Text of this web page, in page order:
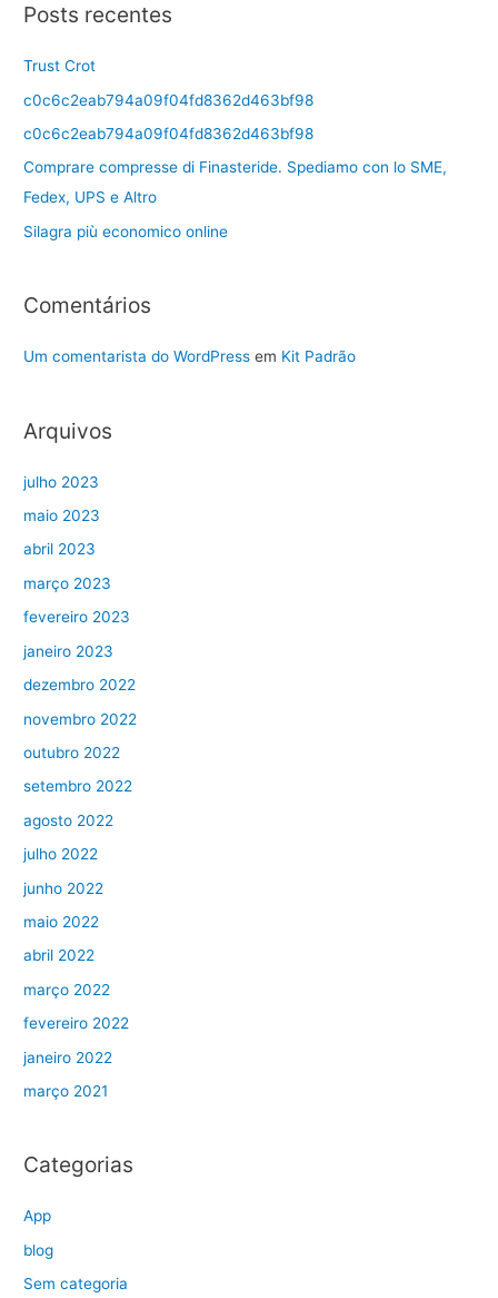
Posts recentes
Trust Crot
c0c6c2eab794a09f04fd8362d463bf98
c0c6c2eab794a09f04fd8362d463bf98
Comprare compresse di Finasteride. Spediamo con lo SME,
Fedex, UPS e Altro
Silagra più economico online
Comentários
Um comentarista do WordPress em Kit Padrão
Arquivos
julho 2023
maio 2023
abril 2023
março 2023
fevereiro 2023
janeiro 2023
dezembro 2022
novembro 2022
outubro 2022
setembro 2022
agosto 2022
julho 2022
junho 2022
maio 2022
abril 2022
março 2022
fevereiro 2022
janeiro 2022
março 2021
Categorias
App
blog
Sem categoria